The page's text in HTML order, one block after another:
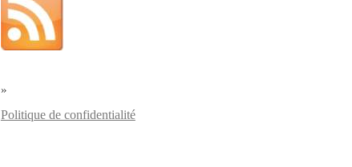
»
Politique de confidentialité